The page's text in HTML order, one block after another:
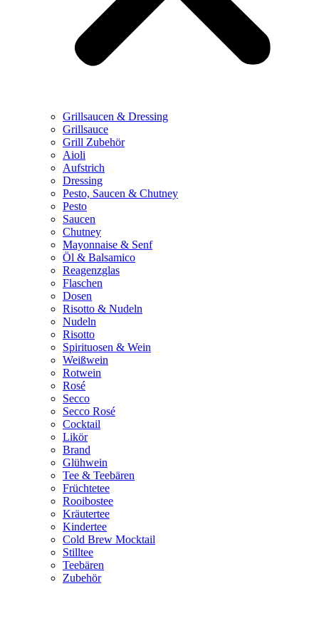
Grillsaucen & Dressing
Grillsauce
Grill Zubehör
Aioli
Aufstrich
Dressing
Pesto, Saucen & Chutney
Pesto
Saucen
Chutney
Mayonnaise & Senf
Öl & Balsamico
Reagenzglas
Flaschen
Dosen
Risotto & Nudeln
Nudeln
Risotto
Spirituosen & Wein
Weißwein
Rotwein
Rosé
Secco
Secco Rosé
Cocktail
Likör
Brand
Glühwein
Tee & Teebären
Früchtetee
Rooibostee
Kräutertee
Kindertee
Cold Brew Mocktail
Stilltee
Teebären
Zubehör